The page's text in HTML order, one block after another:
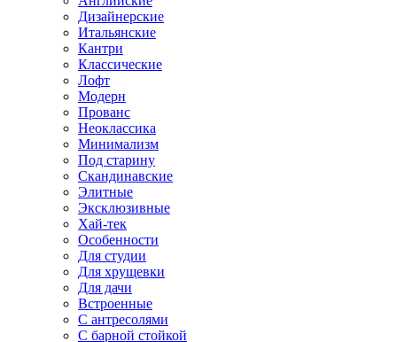
Дизайнерские
Итальянские
Кантри
Классические
Лофт
Модерн
Прованс
Неоклассика
Минимализм
Под старину
Скандинавские
Элитные
Эксклюзивные
Хай-тек
Особенности
Для студии
Для хрущевки
Для дачи
Встроенные
С антресолями
С барной стойкой